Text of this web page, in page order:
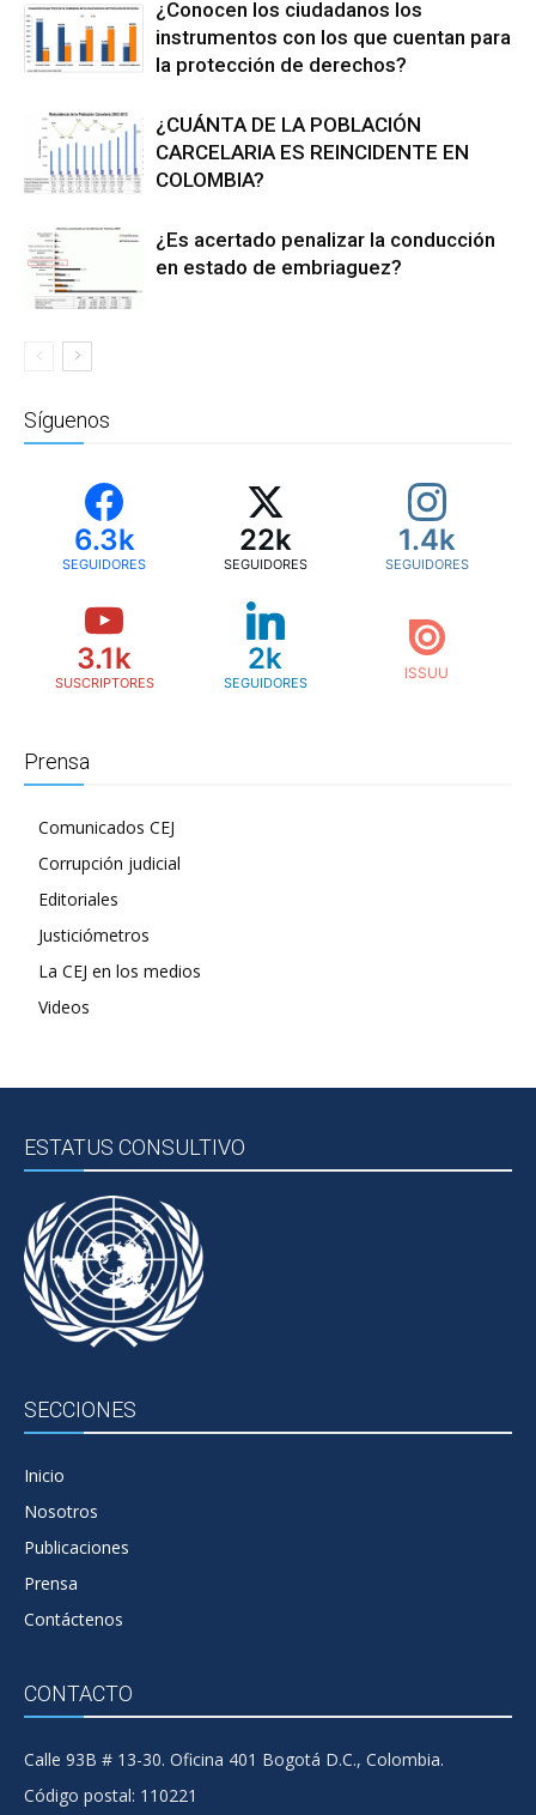
¿Conocen los ciudadanos los
instrumentos con los que cuentan para
la protección de derechos?
¿CUÁNTA DE LA POBLACIÓN
CARCELARIA ES REINCIDENTE EN
COLOMBIA?
¿Es acertado penalizar la conducción
en estado de embriaguez?
Síguenos
6.3k
SEGUIDORES
22k
SEGUIDORES
1.4k
SEGUIDORES
3.1k
SUSCRIPTORES
2k
SEGUIDORES
Prensa
Comunicados CEJ
Corrupción judicial
Editoriales
Justiciómetros
La CEJ en los medios
Videos
ESTATUS CONSULTIVO
SECCIONES
Inicio
Nosotros
Publicaciones
Prensa
Contáctenos
CONTACTO
Calle 93B # 13-30. Oficina 401 Bogotá D.C., Colombia.
Código postal: 110221